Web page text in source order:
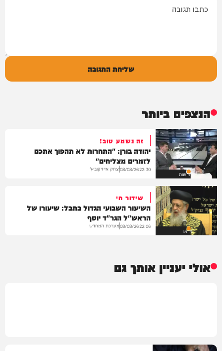
שליחת התגובה
הנצפים ביותר
חדשות
זה נשמע טוב!
יהודה בורן: "התחרות לא תהפוך אתכם
לזמרים מצליחים"
22:30
08/08/26יצחק אייזיקוביץ'
וידאו
שידור חי
השיעור השבועי הגדול בתבל: שיעורו של
הראש"ל הגר"ד יוסף
22:06
08/08/26מערכת המחדש
אולי יעניין אותך גם